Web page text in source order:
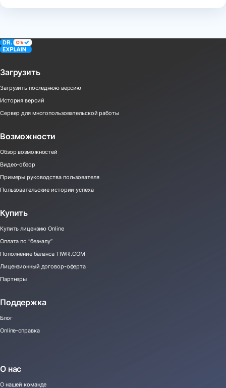
Загрузить
Загрузить последнюю версию
История версий
Сервер для многопользовательской работы
Возможности
Обзор возможностей
Видео-обзор
Примеры руководства пользователя
Пользовательские истории успеха
Купить
Купить лицензию Online
Оплата по “безналу”
Пополнение баланса TIWRI.COM
Лицензионный договор-оферта
Партнеры
Поддержка
Блог
Online-справка
О нас
О нашей команде